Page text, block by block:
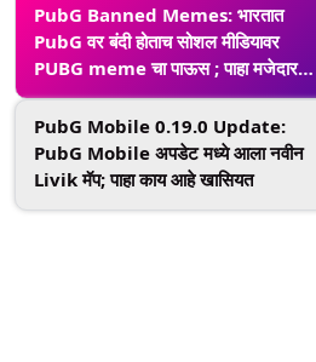
PubG Banned Memes: भारतात
PubG वर बंदी होताच सोशल मीडियावर
PUBG meme चा पाऊस ; पाहा मजेदार
मिम्स
PubG Mobile 0.19.0 Update:
PubG Mobile अपडेट मध्ये आला नवीन
Livik मॅप; पाहा काय आहे खासियत